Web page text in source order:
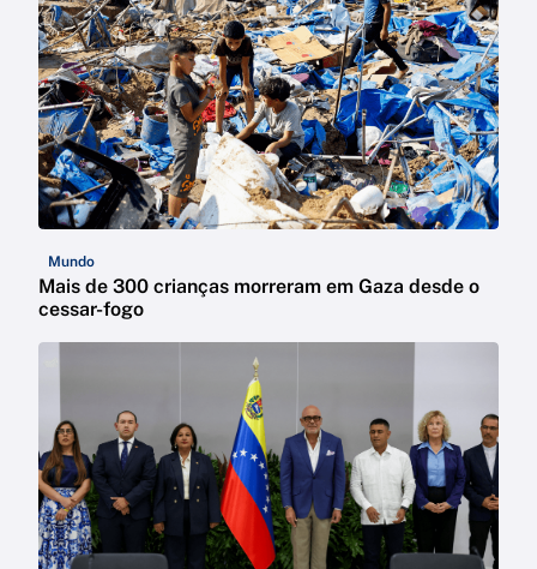
Mundo
Mais de 300 crianças morreram em Gaza desde o
cessar-fogo